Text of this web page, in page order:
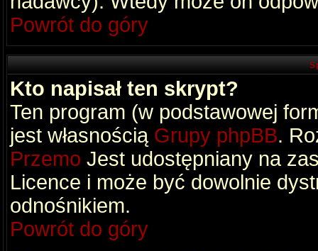
Powrót do góry
Kto napisał ten skrypt?
Ten program (w podstawowej
jest własnością Grupy phpBB.
Przemo Jest udostępniany na
Licence i może być dowolnie
odnośnikiem.
Powrót do góry